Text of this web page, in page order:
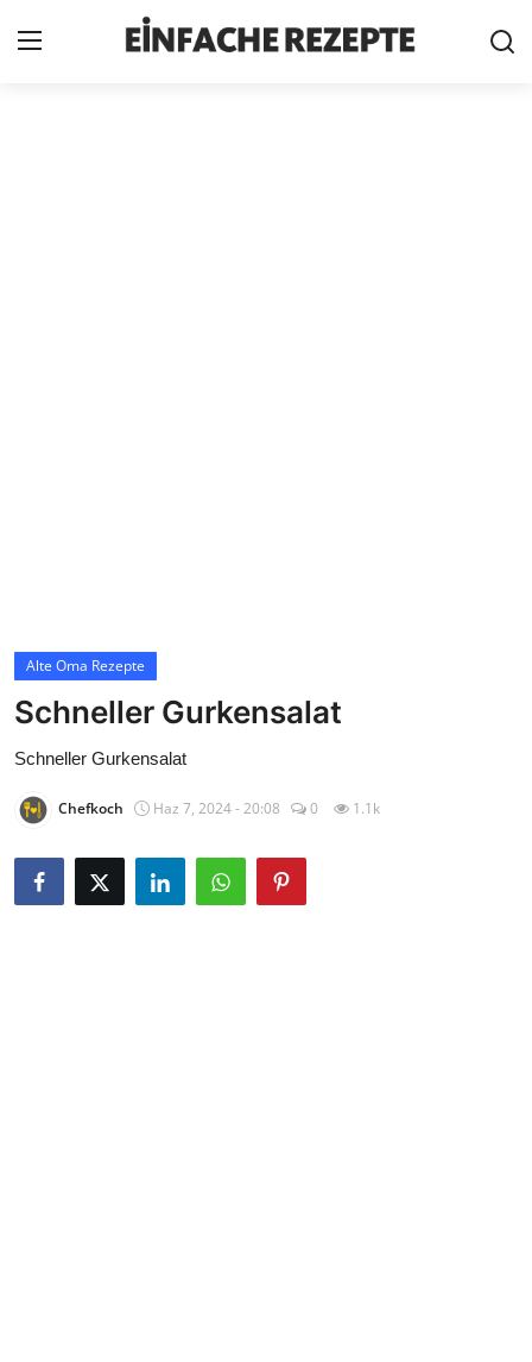
Alte Oma Rezepte
Schneller Gurkensalat
Schneller Gurkensalat
Chefkoch Haz 7, 2024 - 20:08 0 1.1k